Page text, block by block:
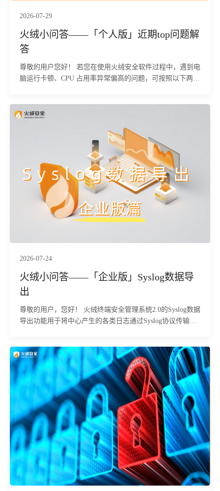
2026-07-29
火绒小问答——「个人版」近期top问题解
答
尊敬的用户您好！ 若您在使用火绒安全软件过程中，遇到电
脑运行卡顿、CPU 占用率异常偏高的问题，可按照以下两步
2026-07-24
火绒小问答——「企业版」Syslog数据导
出
尊敬的用户，您好！ 火绒终端安全管理系统2.0的Syslog数据
导出功能用于将中心产生的各类日志通过Syslog协议传输到
注意事项：